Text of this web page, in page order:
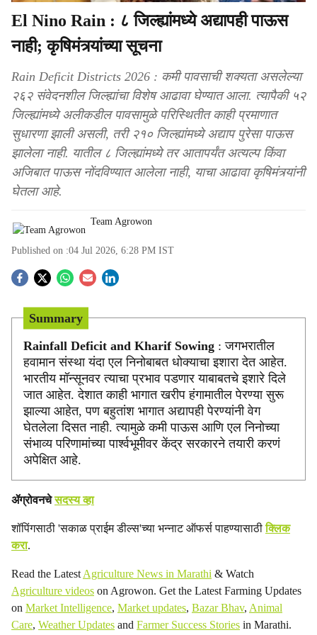
El Nino Rain : ८ जिल्ह्यांमध्ये अद्यापही पाऊस
नाही; कृषिमंत्र्यांच्या सूचना
Rain Deficit Districts 2026 : कमी पावसाची शक्यता असलेल्या
२६२ संवेदनशील जिल्ह्यांचा विशेष आढावा घेण्यात आला. त्यापैकी ५२
जिल्ह्यांमध्ये अलीकडील पावसामुळे परिस्थितीत काही प्रमाणात
सुधारणा झाली असली, तरी २१० जिल्ह्यांमध्ये अद्याप पुरेसा पाऊस
झालेला नाही. यातील ८ जिल्ह्यांमध्ये तर आतापर्यंत अत्यल्प किंवा
अजिबात पाऊस नोंदविण्यात आलेला नाही, याचा आढावा कृषिमंत्र्यांनी
घेतला आहे.
Team Agrowon
Published on :04 Jul 2026, 6:28 PM IST
S
o
h
a
r
e
Summary
Rainfall Deficit and Kharif Sowing : जगभरातील
हवामान संस्था यंदा एल निनोबाबत धोक्याचा इशारा देत आहेत.
भारतीय मॉन्सूनवर त्याचा प्रभाव पडणार याबाबतचे इशारे दिले
जात आहेत. देशात काही भागात खरीप हंगामातील पेरण्या सुरू
झाल्या आहेत, पण बहुतांश भागात अद्यापही पेरण्यांनी वेग
घेतलेला दिसत नाही. त्यामुळे कमी पाऊस आणि एल निनोच्या
संभाव्य परिणामांच्या पार्श्वभूमीवर केंद्र सरकारने तयारी करणं
अपेक्षित आहे.
ॲग्रोवनचेसदस्य व्हा
शॉपिंगसाठी 'सकाळ प्राईम डील्स'च्या भन्नाट ऑफर्स पाहण्यासाठीक्लिक
करा.
Read the Latest Agriculture News in Marathi & Watch
Agriculture videos on Agrowon. Get the Latest Farming Updates
on Market Intelligence, Market updates, Bazar Bhav, Animal
Care, Weather Updates and Farmer Success Stories in Marathi.